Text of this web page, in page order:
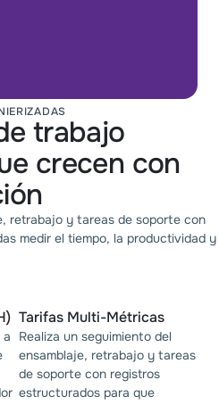
trabajo
crecen con
retrabajo y tareas de soporte con
medir el tiempo, la productividad y
Tarifas Multi-Métricas
Realiza un seguimiento del
ensamblaje, retrabajo y tareas
de soporte con registros
estructurados para que